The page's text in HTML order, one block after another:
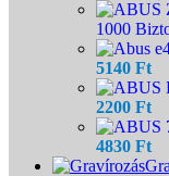
1000
5140 Ft
2200 Ft
4830 Ft